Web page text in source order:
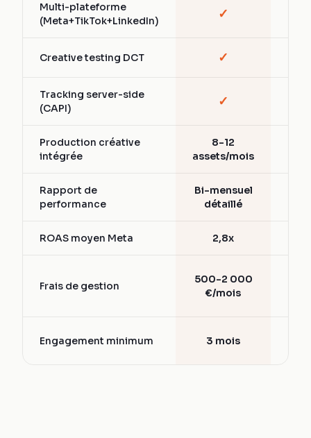
Multi-plateforme
(Meta+TikTok+LinkedIn)
✓
Creative testing DCT ✓
Tracking server-side
(CAPI)
✓
Production créative
intégrée
8-12
assets/mois
Rapport de
performance
Bi-mensuel
détaillé
ROAS moyen Meta 2,8x
Frais de gestion
500-2 000
€/mois
Engagement minimum 3 mois